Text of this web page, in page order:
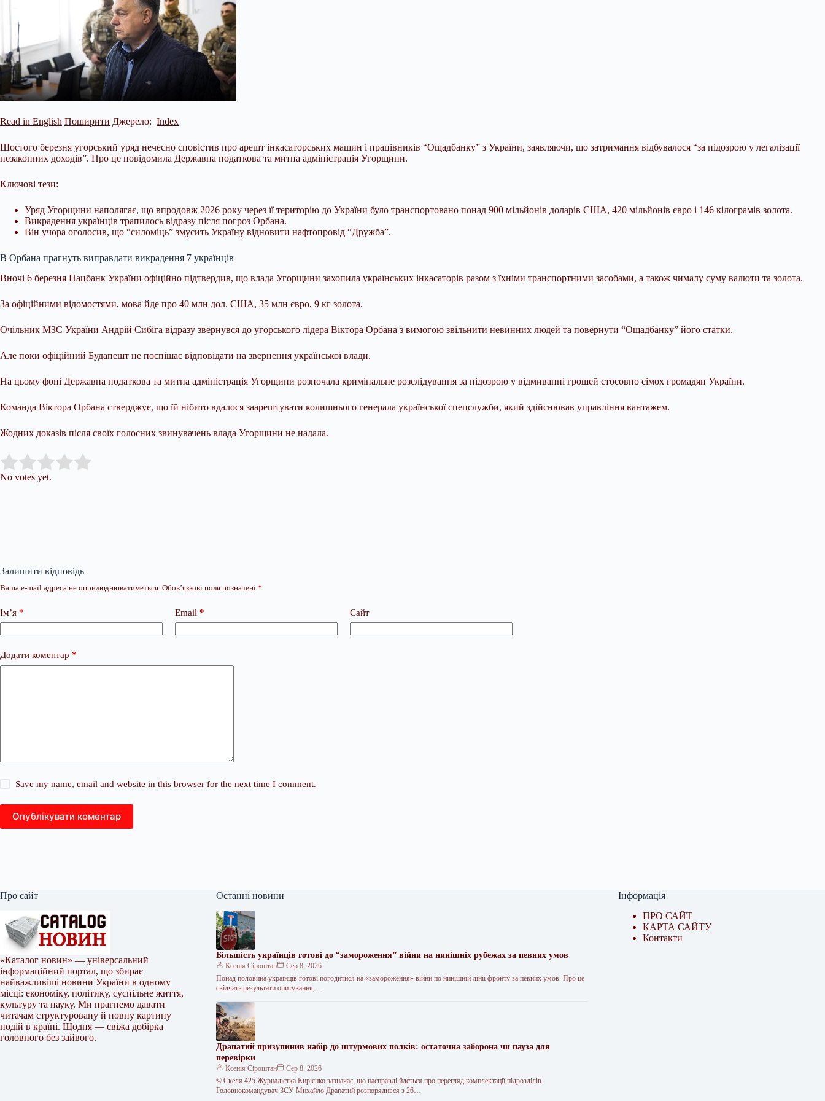
Read in English Поширити Джерело: Index
Шостого березня угорський уряд нечесно сповістив про арешт інкасаторських машин і працівників “Ощадбанку” з України, заявляючи, що затримання відбувалося “за підозрою у легалізації
незаконних доходів”. Про це повідомила Державна податкова та митна адміністрація Угорщини.
Ключові тези:
Уряд Угорщини наполягає, що впродовж 2026 року через її територію до України було транспортовано понад 900 мільйонів доларів США, 420 мільйонів євро і 146 кілограмів золота.
Викрадення українців трапилось відразу після погроз Орбана.
Він учора оголосив, що “силоміць” змусить Україну відновити нафтопровід “Дружба”.
В Орбана прагнуть виправдати викрадення 7 українців
Вночі 6 березня Нацбанк України офіційно підтвердив, що влада Угорщини захопила українських інкасаторів разом з їхніми транспортними засобами, а також чималу суму валюти та золота.
За офіційними відомостями, мова йде про 40 млн дол. США, 35 млн євро, 9 кг золота.
Очільник МЗС України Андрій Сибіга відразу звернувся до угорського лідера Віктора Орбана з вимогою звільнити невинних людей та повернути “Ощадбанку” його статки.
Але поки офіційний Будапешт не поспішає відповідати на звернення української влади.
На цьому фоні Державна податкова та митна адміністрація Угорщини розпочала кримінальне розслідування за підозрою у відмиванні грошей стосовно сімох громадян України.
Команда Віктора Орбана стверджує, що їй нібито вдалося заарештувати колишнього генерала української спецслужби, який здійснював управління вантажем.
Жодних доказів після своїх голосних звинувачень влада Угорщини не надала.
Rate this item:
No votes yet.
Залишити відповідь
Ваша e-mail адреса не оприлюднюватиметься. Обов’язкові поля позначені *
Ім’я * Email * Сайт
Додати коментар *
Save my name, email and website in this browser for the next time I comment.
Опублікувати коментар
Про сайт
«Каталог новин» — універсальний
інформаційний портал, що збирає
найважливіші новини України в одному
місці: економіку, політику, суспільне життя,
культуру та науку. Ми прагнемо давати
читачам структуровану й повну картину
подій в країні. Щодня — свіжа добірка
головного без зайвого.
Останні новини
Більшість українців готові до “замороження” війни на нинішніх рубежах за певних умов
Ксенія Сіроштан
Сер 8, 2026
Понад половина українців готові погодитися на «замороження» війни по нинішній лінії фронту за певних умов. Про це
свідчать результати опитування,…
Драпатий призупинив набір до штурмових полків: остаточна заборона чи пауза для
перевірки
Ксенія Сіроштан
Сер 8, 2026
© Скеля 425 Журналістка Кирієнко зазначає, що насправді йдеться про перегляд комплектації підрозділів.
Головнокомандувач ЗСУ Михайло Драпатий розпорядився з 26…
Інформація
ПРО САЙТ
КАРТА САЙТУ
Контакти